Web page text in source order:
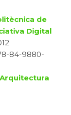
de
Digital
84-9880-
Arquitectura